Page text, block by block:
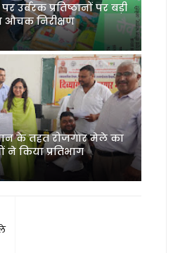
उर्वरक प्रतिष्ठानों पर बड़ी
औचक निरीक्षण
के तहत रोजगार मेले का
ने किया प्रतिभाग